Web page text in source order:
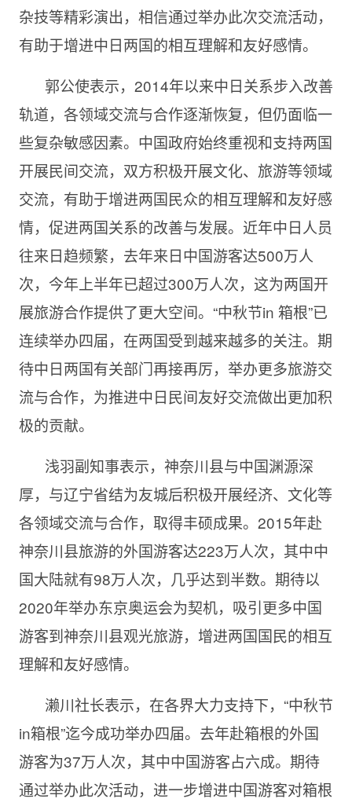
杂技等精彩演出，相信通过举办此次交流活动，
有助于增进中日两国的相互理解和友好感情。
郭公使表示，2014年以来中日关系步入改善
轨道，各领域交流与合作逐渐恢复，但仍面临一
些复杂敏感因素。中国政府始终重视和支持两国
开展民间交流，双方积极开展文化、旅游等领域
交流，有助于增进两国民众的相互理解和友好感
情，促进两国关系的改善与发展。近年中日人员
往来日趋频繁，去年来日中国游客达500万人
次，今年上半年已超过300万人次，这为两国开
展旅游合作提供了更大空间。“中秋节in 箱根”已
连续举办四届，在两国受到越来越多的关注。期
待中日两国有关部门再接再厉，举办更多旅游交
流与合作，为推进中日民间友好交流做出更加积
极的贡献。
浅羽副知事表示，神奈川县与中国渊源深
厚，与辽宁省结为友城后积极开展经济、文化等
各领域交流与合作，取得丰硕成果。2015年赴
神奈川县旅游的外国游客达223万人次，其中中
国大陆就有98万人次，几乎达到半数。期待以
2020年举办东京奥运会为契机，吸引更多中国
游客到神奈川县观光旅游，增进两国国民的相互
理解和友好感情。
濑川社长表示，在各界大力支持下，“中秋节
in箱根”迄今成功举办四届。去年赴箱根的外国
游客为37万人次，其中中国游客占六成。期待
通过举办此次活动，进一步增进中国游客对箱根